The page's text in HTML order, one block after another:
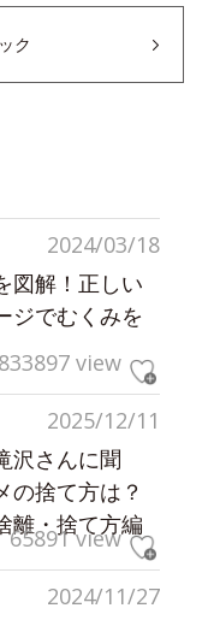
ク
2024/03/18
図解！正しい
ジでむくみを
view
2025/12/11
沢さんに聞
の捨て方は？
離・捨て方編
65891 view
2024/11/27